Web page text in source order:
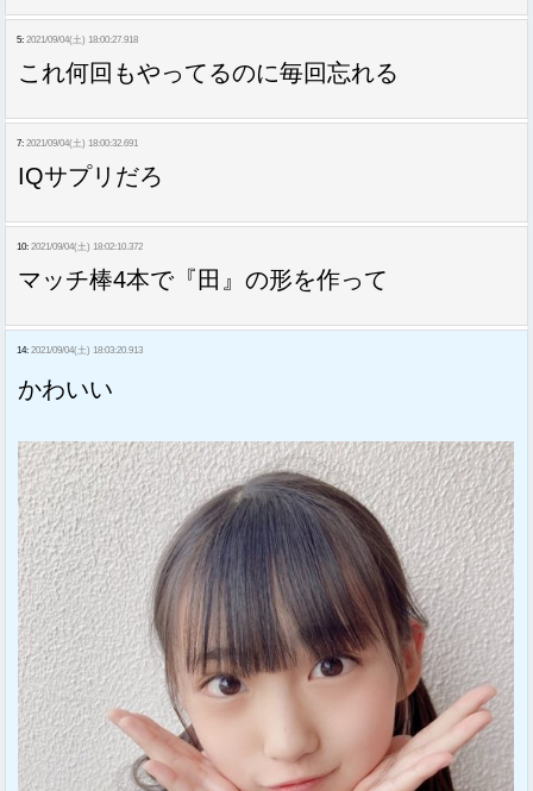
5: 2021/09/04(土) 18:00:27.918
これ何回もやってるのに毎回忘れる
7: 2021/09/04(土) 18:00:32.691
IQサプリだろ
10: 2021/09/04(土) 18:02:10.372
マッチ棒4本で『田』の形を作って
14: 2021/09/04(土) 18:03:20.913
かわいい